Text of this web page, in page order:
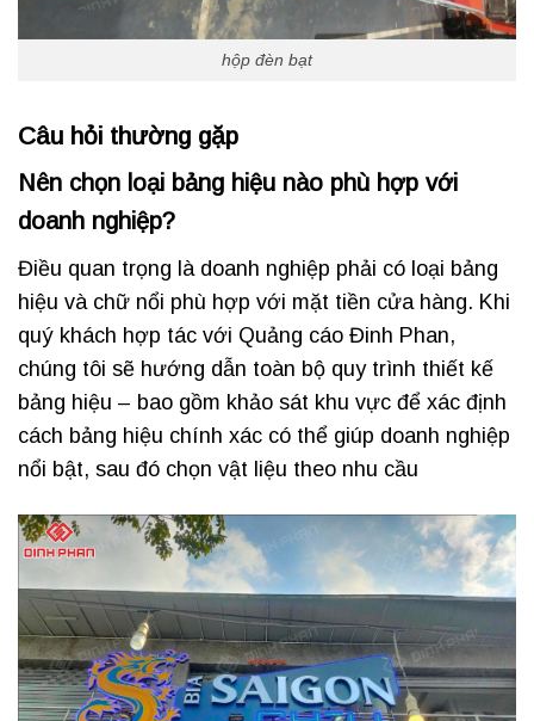
hộp đèn bạt
Câu hỏi thường gặp
Nên chọn loại bảng hiệu nào phù hợp với
doanh nghiệp?
Điều quan trọng là doanh nghiệp phải có loại bảng
hiệu và chữ nổi phù hợp với mặt tiền cửa hàng. Khi
quý khách hợp tác với Quảng cáo Đinh Phan,
chúng tôi sẽ hướng dẫn toàn bộ quy trình thiết kế
bảng hiệu – bao gồm khảo sát khu vực để xác định
cách bảng hiệu chính xác có thể giúp doanh nghiệp
nổi bật, sau đó chọn vật liệu theo nhu cầu